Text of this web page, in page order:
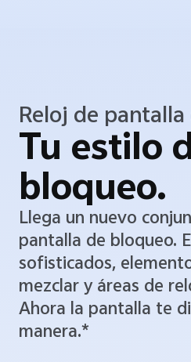
Reloj de
Tu estilo
bloqueo.
Llega un nuevo
pantalla de bloqueo.
sofisticados,
mezclar y áreas de
Ahora la pantalla te
manera.*